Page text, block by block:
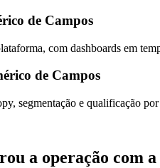
de Campos
com dashboards em
de Campos
segmentação e qualificação
a operação com